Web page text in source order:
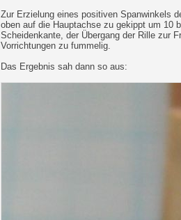
Zur Erzielung eines positiven Spanwinkels
oben auf die Hauptachse zu gekippt um 10
Scheidenkante, der Übergang der Rille zur
Vorrichtungen zu fummelig.
Das Ergebnis sah dann so aus: